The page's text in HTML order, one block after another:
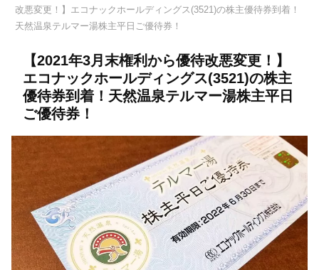
改悪変更！】エコナックホールディングス(3521)の株主優待券到着！
天然温泉テルマー湯株主平日ご優待券！
【2021年3月末権利から優待改悪変更！】
エコナックホールディングス(3521)の株主
優待券到着！天然温泉テルマー湯株主平日
ご優待券！